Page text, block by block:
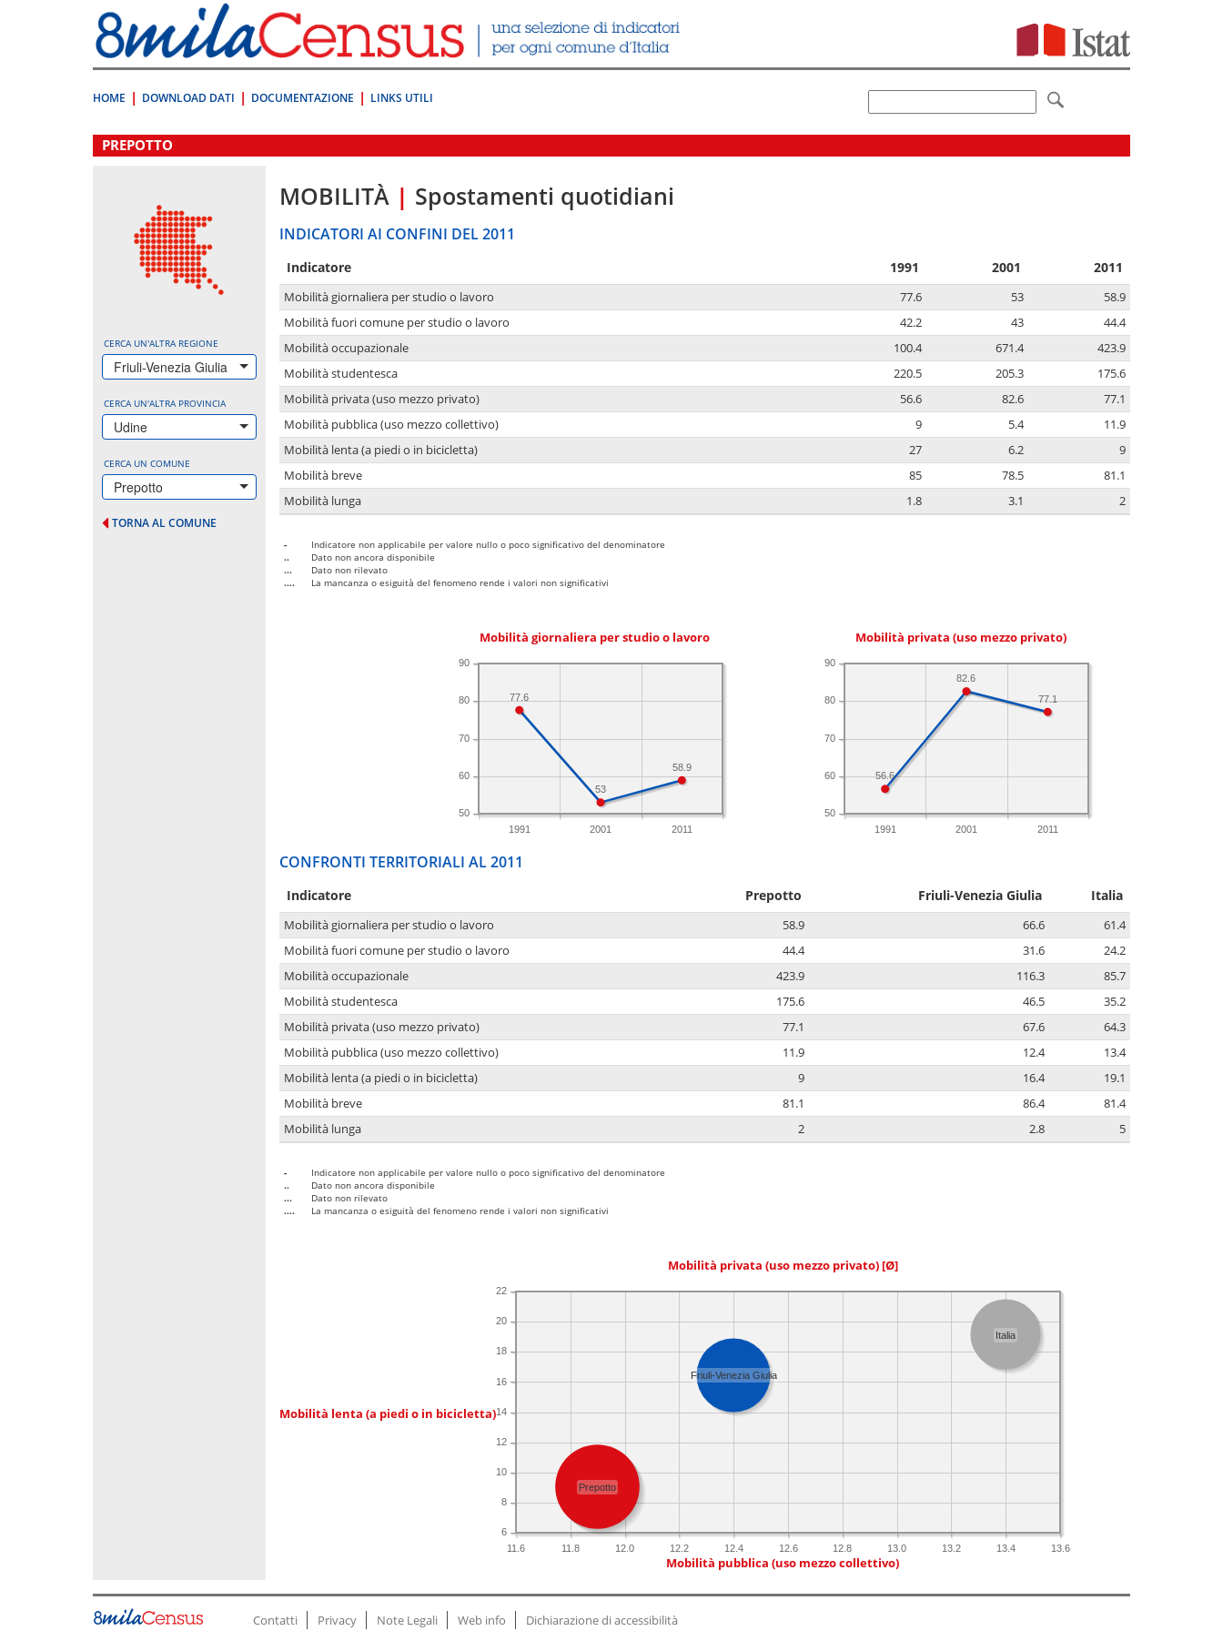
direttamente
a:
Contenuto
HOME DOWNLOAD DATI DOCUMENTAZIONE LINKS UTILI
.
PREPOTTO
CERCA UN'ALTRA REGIONE
Friuli-Venezia Giulia
CERCA UN'ALTRA PROVINCIA
Udine
CERCA UN COMUNE
Prepotto
TORNA AL COMUNE
MOBILITÀ | Spostamenti quotidiani
INDICATORI AI CONFINI DEL 2011
Indicatore 1991 2001 2011
Mobilità giornaliera per studio o lavoro 77.6 53
58.9
Mobilità fuori comune per studio o lavoro
42.2 43
44.4
Mobilità occupazionale
100.4 671.4
423.9
Mobilità studentesca
220.5 205.3
175.6
Mobilità privata (uso mezzo privato)
56.6 82.6
77.1
Mobilità pubblica (uso mezzo collettivo)
9 5.4
11.9
Mobilità lenta (a piedi o in bicicletta)
27 6.2
9
Mobilità breve
85 78.5
81.1
Mobilità lunga
1.8 3.1 2
-
Indicatore non applicabile per valore nullo o poco significativo del denominatore
..
Dato non ancora disponibile
...
Dato non rilevato
....
La mancanza o esiguità del fenomeno rende i valori non significativi
Mobilità giornaliera per studio o lavoro
1991 2001 2011
50
60
70
80
90
58.9
53
77.6
Mobilità privata (uso mezzo privato)
1991 2001 2011
50
60
70
80
90
77.1
82.6
56.6
CONFRONTI TERRITORIALI AL 2011
Indicatore Prepotto Friuli-Venezia Giulia Italia
Mobilità giornaliera per studio o lavoro 58.9 66.6
61.4
Mobilità fuori comune per studio o lavoro
44.4 31.6
24.2
Mobilità occupazionale
423.9 116.3
85.7
Mobilità studentesca
175.6 46.5
35.2
Mobilità privata (uso mezzo privato)
77.1 67.6
64.3
Mobilità pubblica (uso mezzo collettivo)
11.9 12.4
13.4
Mobilità lenta (a piedi o in bicicletta)
9 16.4
19.1
Mobilità breve
81.1 86.4
81.4
Mobilità lunga
2 2.8 5
-
Indicatore non applicabile per valore nullo o poco significativo del denominatore
..
Dato non ancora disponibile
...
Dato non rilevato
....
La mancanza o esiguità del fenomeno rende i valori non significativi
Mobilità privata (uso mezzo privato) [Ø]
Mobilità lenta (a piedi o in bicicletta)
11.6 11.8 12.0 12.2 12.4 12.6 12.8 13.0 13.2 13.4 13.6
6
8
10
12
14
16
18
20
22
Prepotto
Friuli-Venezia Giulia
Italia
Mobilità pubblica (uso mezzo collettivo)
Contatti Privacy Note Legali Web info Dichiarazione di accessibilità